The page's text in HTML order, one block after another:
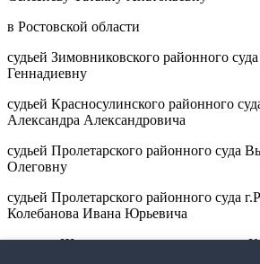
в Ростовской области
судьей Зимовниковского районного
Геннадиевну
судьей Красносулинского районного
Александра Александровича
судьей Пролетарского районного суда
Олеговну
судьей Пролетарского районного суда
Колебанова Ивана Юрьевича
судьями Шахтинского городского суда